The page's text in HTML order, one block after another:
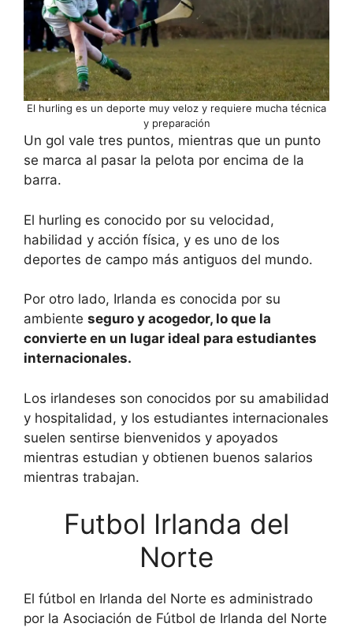
El hurling es un deporte muy veloz y requiere mucha técnica
y preparación
Un gol vale tres puntos, mientras que un punto
se marca al pasar la pelota por encima de la
barra.
El hurling es conocido por su velocidad,
habilidad y acción física, y es uno de los
deportes de campo más antiguos del mundo.
Por otro lado, Irlanda es conocida por su
ambiente seguro y acogedor, lo que la
convierte en un lugar ideal para estudiantes
internacionales.
Los irlandeses son conocidos por su amabilidad
y hospitalidad, y los estudiantes internacionales
suelen sentirse bienvenidos y apoyados
mientras estudian y obtienen buenos salarios
mientras trabajan.
Futbol Irlanda del
Norte
El fútbol en Irlanda del Norte es administrado
por la Asociación de Fútbol de Irlanda del Norte